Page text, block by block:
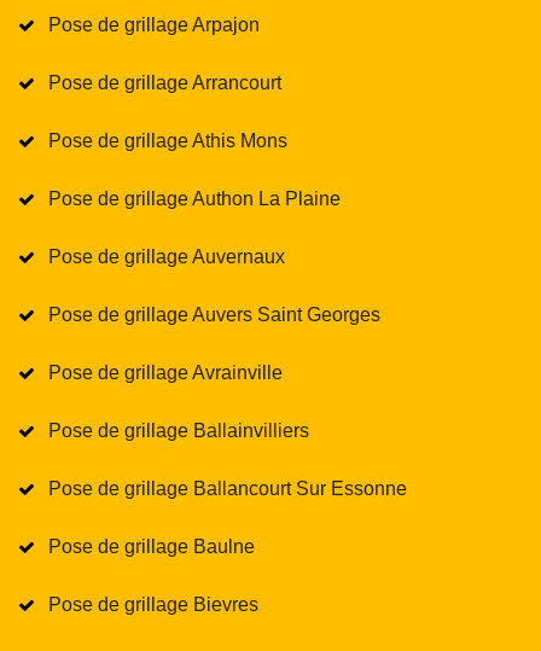
Pose de grillage Arpajon
Pose de grillage Arrancourt
Pose de grillage Athis Mons
Pose de grillage Authon La Plaine
Pose de grillage Auvernaux
Pose de grillage Auvers Saint Georges
Pose de grillage Avrainville
Pose de grillage Ballainvilliers
Pose de grillage Ballancourt Sur Essonne
Pose de grillage Baulne
Pose de grillage Bievres